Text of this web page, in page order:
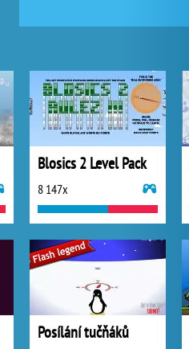
Blosics 2 Level Pack
8 147x
Posílání tučňáků